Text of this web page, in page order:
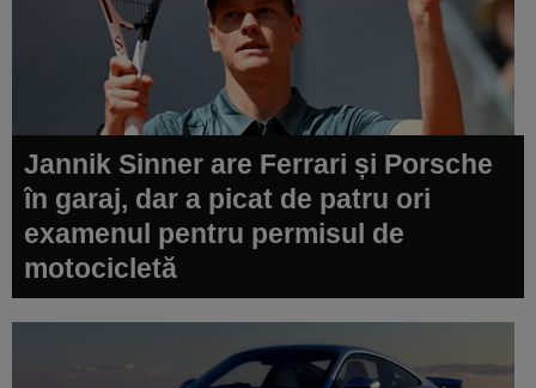
Jannik Sinner are Ferrari și Porsche
în garaj, dar a picat de patru ori
examenul pentru permisul de
motocicletă